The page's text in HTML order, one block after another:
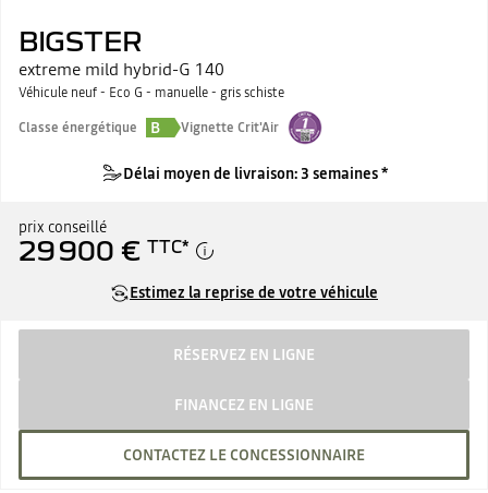
BIGSTER
extreme mild hybrid-G 140
Véhicule neuf - Eco G - manuelle - gris schiste
Classe énergétique
B Vignette Crit'Air
Délai moyen de livraison: 3 semaines *
prix conseillé
29 900 € TTC*
Estimez la reprise de votre véhicule
RÉSERVEZ EN LIGNE
FINANCEZ EN LIGNE
CONTACTEZ LE CONCESSIONNAIRE